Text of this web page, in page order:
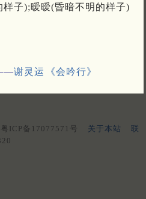
子);暧暧(昏暗不明的样子)
谢灵运 《会吟行》
粤ICP备17077571号 关于本站
联